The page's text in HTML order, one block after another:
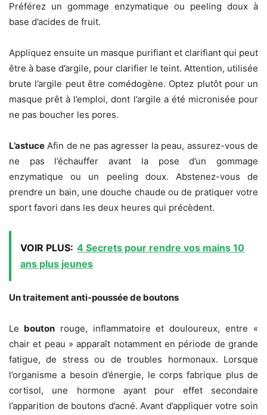
Préférez un gommage enzymatique ou peeling doux à
base d’acides de fruit.
Appliquez ensuite un masque purifiant et clarifiant qui peut
être à base d’argile, pour clarifier le teint. Attention, utilisée
brute l’argile peut être comédogène. Optez plutôt pour un
masque prêt à l’emploi, dont l’argile a été micronisée pour
ne pas boucher les pores.
L’astuce Afin de ne pas agresser la peau, assurez-vous de
ne pas l’échauffer avant la pose d’un gommage
enzymatique ou un peeling doux. Abstenez-vous de
prendre un bain, une douche chaude ou de pratiquer votre
sport favori dans les deux heures qui précèdent.
VOIR PLUS: 4 Secrets pour rendre vos mains 10
ans plus jeunes
Un traitement anti-poussée de boutons
Le boutonrouge, inflammatoire et douloureux, entre «
chair et peau » apparaît notamment en période de grande
fatigue, de stress ou de troubles hormonaux. Lorsque
l’organisme a besoin d’énergie, le corps fabrique plus de
cortisol, une hormone ayant pour effet secondaire
l’apparition de boutons d’acné. Avant d’appliquer votre soin